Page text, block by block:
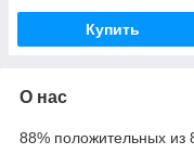
Купить
О нас
88% положительных из